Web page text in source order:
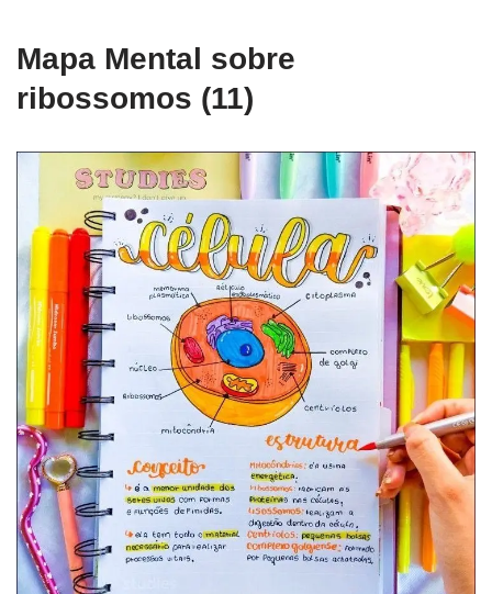
Mapa Mental sobre
ribossomos (11)